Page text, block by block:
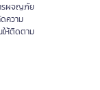
รผจญภัย
ความ
ให้ติดตาม